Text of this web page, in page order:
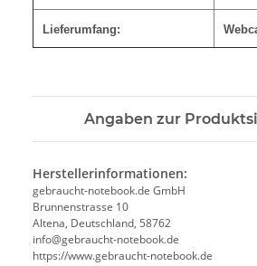
Lieferumfang:
Angaben zur
Herstellerinformationen:
gebraucht-notebook.de GmbH
Brunnenstrasse 10
Altena, Deutschland, 58762
info@gebraucht-notebook.de
https://www.gebraucht-notebook.de